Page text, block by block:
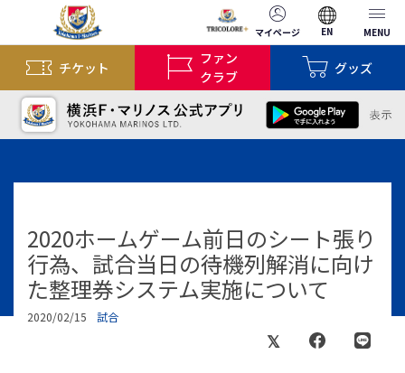
マイページ EN MENU
チケット
ファン
クラブ
グッズ
2020ホームゲーム前日のシート張り
行為、試合当日の待機列解消に向け
た整理券システム実施について
2020/02/15 試合